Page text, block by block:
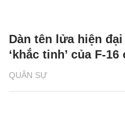
QUÂN SỰ
Dàn tên lửa hiện
‘khắc tinh’ của F-